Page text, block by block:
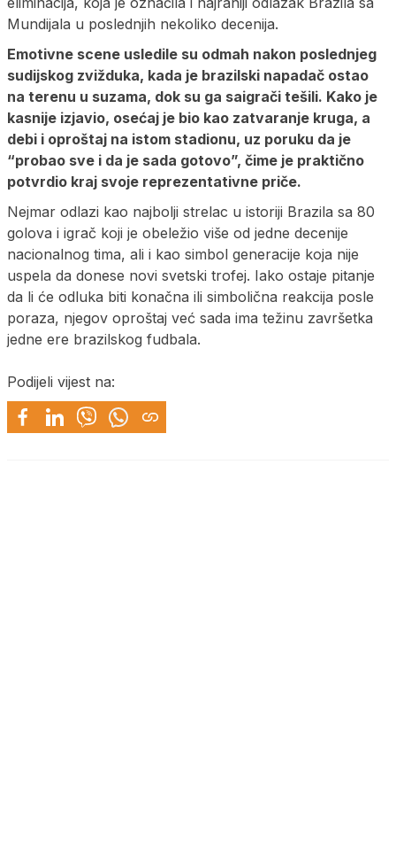
Mundijala u poslednjih nekoliko decenija.
Emotivne scene usledile su odmah nakon poslednjeg
sudijskog zvižduka, kada je brazilski napadač ostao
na terenu u suzama, dok su ga saigrači tešili. Kako je
kasnije izjavio, osećaj je bio kao zatvaranje kruga, a
debi i oproštaj na istom stadionu, uz poruku da je
“probao sve i da je sada gotovo”, čime je praktično
potvrdio kraj svoje reprezentativne priče.
Nejmar odlazi kao najbolji strelac u istoriji Brazila sa 80
golova i igrač koji je obeležio više od jedne decenije
nacionalnog tima, ali i kao simbol generacije koja nije
uspela da donese novi svetski trofej. Iako ostaje pitanje
da li će odluka biti konačna ili simbolična reakcija posle
poraza, njegov oproštaj već sada ima težinu završetka
jedne ere brazilskog fudbala.
Podijeli vijest na: